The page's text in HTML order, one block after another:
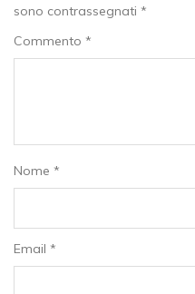
sono contrassegnati *
Commento *
Nome *
Email *